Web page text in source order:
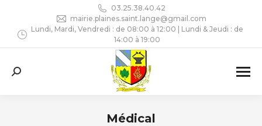
03.25.38.40.42
mairie.plaines.saint.lange@gmail.com
Lundi, Mardi, Vendredi : de 08:00 à 12:00 | Lundi & Jeudi : de
14:00 à 19:00
Recherche
Médical